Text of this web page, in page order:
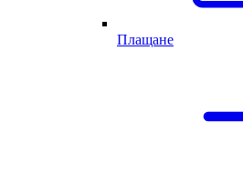
Плащане